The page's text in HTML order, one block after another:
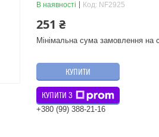
В наявності Код: NF2925
251 ₴
Мінімальна сума замовлення на
КУПИТИ
КУПИТИ З
+380 (99) 388-21-16